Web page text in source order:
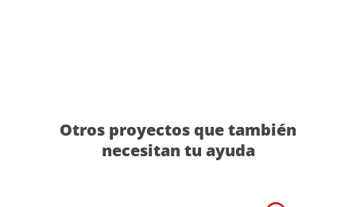
Otros proyectos que también
necesitan tu ayuda